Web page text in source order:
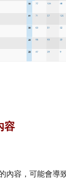
容
內容，可能會導